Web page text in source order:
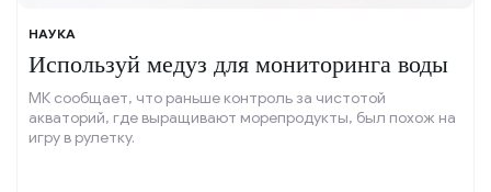
НАУКА
Используй медуз для мониторинга воды
МК сообщает, что раньше контроль за чистотой
акваторий, где выращивают морепродукты, был похож на
игру в рулетку.